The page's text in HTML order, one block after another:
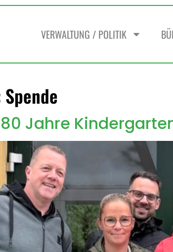
VERWALTUNG / POLITIK
Spende
Jahre